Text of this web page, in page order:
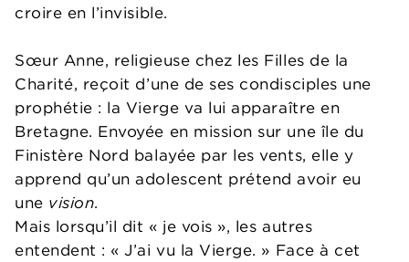
croire en l’invisible.
Sœur Anne, religieuse chez les Filles de la
Charité, reçoit d’une de ses condisciples une
prophétie : la Vierge va lui apparaître en
Bretagne. Envoyée en mission sur une île du
Finistère Nord balayée par les vents, elle y
apprend qu’un adolescent prétend avoir eu
une vision.
Mais lorsqu’il dit « je vois », les autres
entendent : « J’ai vu la Vierge. » Face à cet